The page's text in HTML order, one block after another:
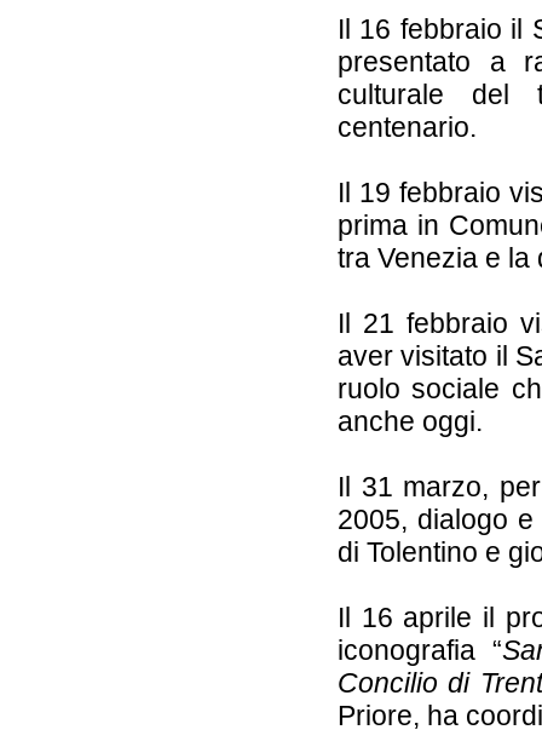
Il 16 febbraio il
presentato a
culturale del
centenario.
Il 19 febbraio
prima in
tra Venezia e la
Il 21 febbraio
aver visitato il
ruolo sociale
anche oggi.
Il 31 marzo,
2005, dialogo
di Tolentino e
Il 16 aprile il
iconografia “
Concilio di
Priore, ha